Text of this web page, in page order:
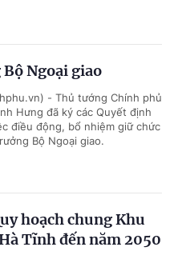
Ngoại giao
- Thủ tướng Chính phủ
Hưng đã ký các Quyết định
điều động, bổ nhiệm giữ chức
Bộ Ngoại giao.
hoạch chung Khu
Tĩnh đến năm 2050